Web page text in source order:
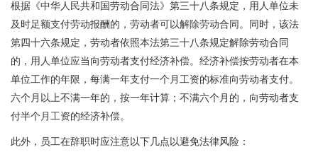
根据《中华人民共和国劳动合同法》第三十八条规定，用人单位未
及时足额支付劳动报酬的，劳动者可以解除劳动合同。同时，该法
第四十六条规定，劳动者依照本法第三十八条规定解除劳动合同
的，用人单位应当向劳动者支付经济补偿。经济补偿按劳动者在本
单位工作的年限，每满一年支付一个月工资的标准向劳动者支付。
六个月以上不满一年的，按一年计算；不满六个月的，向劳动者支
付半个月工资的经济补偿。
此外，员工在辞职时应注意以下几点以避免法律风险：